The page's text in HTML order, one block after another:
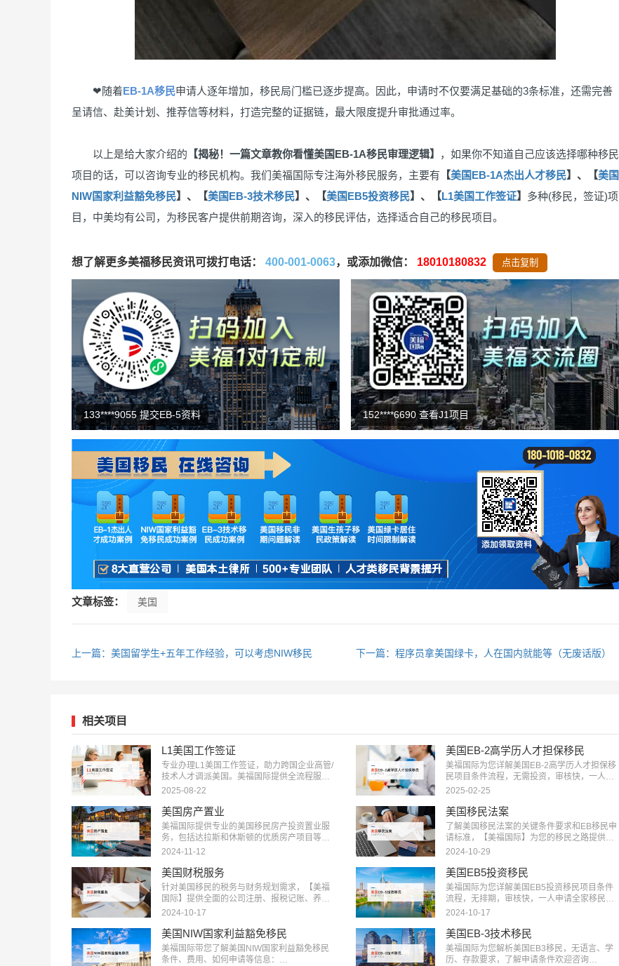
❤随着EB-1A移民申请人逐年增加，移民局门槛已逐步提高。因此，申请时不仅要满足基础的3条标准，还需完善
呈请信、赴美计划、推荐信等材料，打造完整的证据链，最大限度提升审批通过率。
以上是给大家介绍的 【揭秘！一篇文章教你看懂美国EB-1A移民审理逻辑】
，如果你不知道自己应该选择哪种移民
项目的话，可以咨询专业的移民机构。我们美福国际专注海外移民服务，主要有 【美国EB-1A杰出人才移民】、【美国
NIW国家利益豁免移民】、【美国EB-3技术移民】、【美国EB5投资移民】、【L1美国工作签证】 多种(移民，签证)项
目，中美均有公司，为移民客户提供前期咨询，深入的移民评估，选择适合自己的移民项目。
想了解更多美福移民资讯可拨打电话： 400-001-0063，或添加微信： 18010180832 点击复制
150****6625 预约了L1咨询 188****4412 收到F1清单
文章标签： 美国
上一篇：美国留学生+五年工作经验，可以考虑NIW移民 下一篇：程序员拿美国绿卡，人在国内就能等（无废话版）
相关项目
L1美国工作签证
专业办理L1美国工作签证，助力跨国企业高管/
技术人才调派美国。美福国际提供全流程服
务，包括申请条件评估、材料准备、面试指导
职业之旅！…
2025-08-22
美国EB-2高学历人才担保移民
美福国际为您详解美国EB-2高学历人才担保移
民项目条件流程，无需投资，审核快，一人申
请全家移民。评估资讯：18010180832…
2025-02-25
美国房产置业
美福国际提供专业的美国移民房产投资置业服
务，包括达拉斯和休斯顿的优质房产项目等精
选房产项目和房产测评定制服务，助您实现资
2024-11-12
美国移民法案
了解美国移民法案的关键条件要求和EB移民申
请标准，【美福国际】为您的移民之路提供清
晰指引，快来获取详细信息：400-001-0063…
2024-10-29
美国财税服务
针对美国移民的税务与财务规划需求，【美福
国际】提供全面的公司注册、报税记账、养老
退休规划服务。专业团队助您一站式轻松解决
现财富增长：400-001-0063…
2024-10-17
美国EB5投资移民
美福国际为您详解美国EB5投资移民项目条件
流程，无排期，审核快，一人申请全家移民。
评估资讯：18010180832…
2024-10-17
美国NIW国家利益豁免移民
美福国际带您了解美国NIW国家利益豁免移民
条件、费用、如何申请等信息：
美国EB-3技术移民
美福国际为您解析美国EB3移民，无语言、学
历、存款要求，了解申请条件欢迎咨询